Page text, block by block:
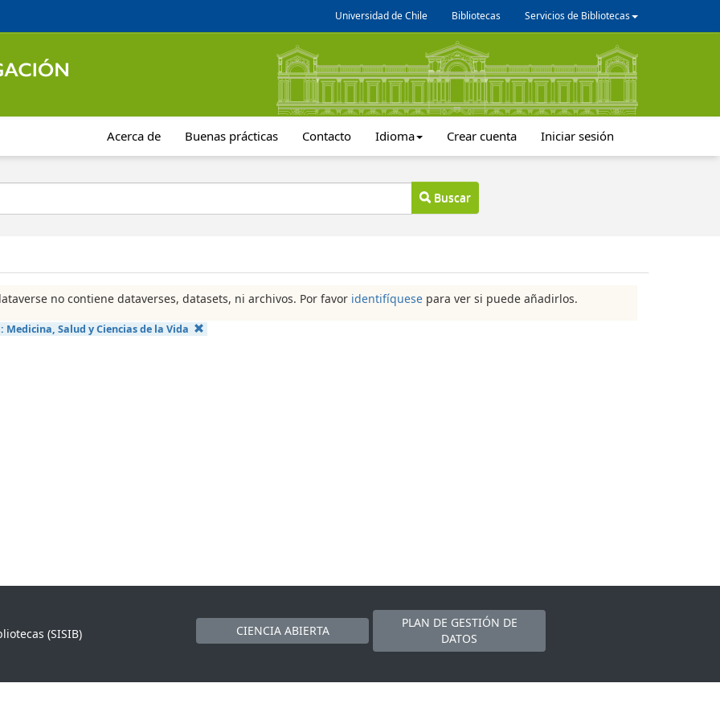
Universidad de Chile Bibliotecas Servicios de Bibliotecas
Acerca de Buenas prácticas Contacto Idioma Crear cuenta Iniciar sesión
Buscar
no contiene dataverses, datasets, ni archivos. Por favor identifíquese para ver si puede añadirlos.
Medicina, Salud y Ciencias de la Vida
(SISIB)
CIENCIA ABIERTA
PLAN DE GESTIÓN DE
DATOS